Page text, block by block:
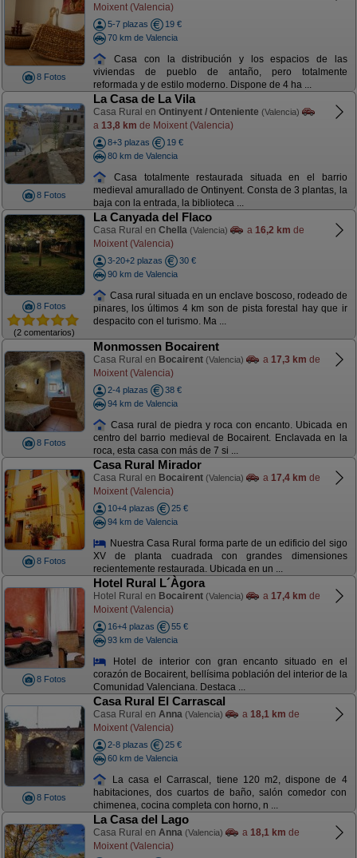
8 Fotos
Moixent (Valencia)
5-7 plazas
19 €
70 km de Valencia
Casa con la distribución y los espacios de las
viviendas de pueblo de antaño, pero totalmente
reformada y de estilo moderno. Dispone de 4 ha ...
8 Fotos
La Casa de La Vila
Casa Rural en Ontinyent / Onteniente (Valencia)
a 13,8 km de Moixent (Valencia)
8+3 plazas
19 €
80 km de Valencia
Casa totalmente restaurada situada en el barrio
medieval amurallado de Ontinyent. Consta de 3 plantas, la
baja con la entrada, la biblioteca ...
8 Fotos
(2 comentarios)
La Canyada del Flaco
Casa Rural en Chella (Valencia) a 16,2 km de
Moixent (Valencia)
3-20+2 plazas
30 €
90 km de Valencia
Casa rural situada en un enclave boscoso, rodeado de
pinares, los últimos 4 km son de pista forestal hay que ir
despacito con el turismo. Ma ...
8 Fotos
Monmossen Bocairent
Casa Rural en Bocairent (Valencia) a 17,3 km de
Moixent (Valencia)
2-4 plazas
38 €
94 km de Valencia
Casa rural de piedra y roca con encanto. Ubicada en
centro del barrio medieval de Bocairent. Enclavada en la
roca, esta casa con más de 7 si ...
8 Fotos
Casa Rural Mirador
Casa Rural en Bocairent (Valencia) a 17,4 km de
Moixent (Valencia)
10+4 plazas
25 €
94 km de Valencia
Nuestra Casa Rural forma parte de un edificio del sigo
XV de planta cuadrada con grandes dimensiones
recientemente restaurada. Ubicada en un ...
8 Fotos
Hotel Rural L´Àgora
Hotel Rural en Bocairent (Valencia) a 17,4 km de
Moixent (Valencia)
16+4 plazas
55 €
93 km de Valencia
Hotel de interior con gran encanto situado en el
corazón de Bocairent, bellísima población del interior de la
Comunidad Valenciana. Destaca ...
8 Fotos
Casa Rural El Carrascal
Casa Rural en Anna (Valencia) a 18,1 km de
Moixent (Valencia)
2-8 plazas
25 €
60 km de Valencia
La casa el Carrascal, tiene 120 m2, dispone de 4
habitaciones, dos cuartos de baño, salón comedor con
chimenea, cocina completa con horno, n ...
La Casa del Lago
Casa Rural en Anna (Valencia) a 18,1 km de
Moixent (Valencia)